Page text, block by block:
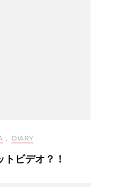
, DIARY
トビデオ？！